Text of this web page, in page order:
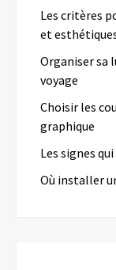
Les critères
et
Organiser sa
voyage
Choisir les
graphique
Les signes
Où installer